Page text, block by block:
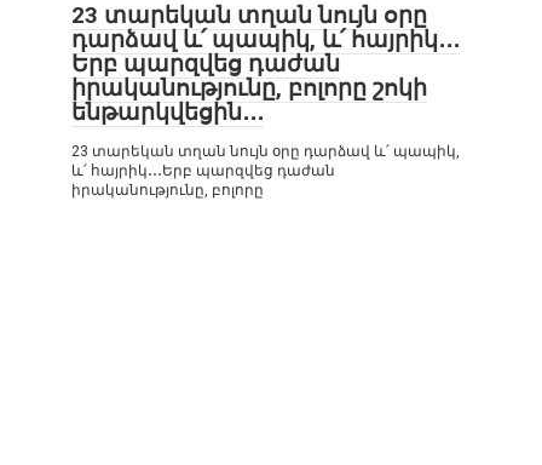
23 տարեկան տղան նույն օրը
դարձավ և՛ պապիկ, և՛ հայրիկ․․․
Երբ պարզվեց դաժան
իրականությունը, բոլորը շոկի
ենթարկվեցին․․․
23 տարեկան տղան նույն օրը դարձավ և՛ պապիկ,
և՛ հայրիկ․․․Երբ պարզվեց դաժան
իրականությունը, բոլորը